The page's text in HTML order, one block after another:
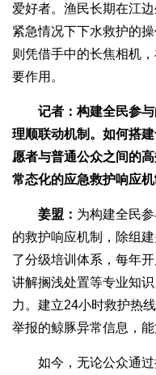
爱好者。渔民长期在江
紧急情况下下水救护的
则凭借手中的长焦相机
要作用。
记者：构建全民参
理顺联动机制。如何搭
愿者与普通公众之间的
常态化的应急救护响应机
姜盟： 为构建全民
的救护响应机制，除组
了分级培训体系，每年
讲解搁浅处置等专业知
力。建立24小时救护热
举报的鲸豚异常信息，能
如今，无论公众通过